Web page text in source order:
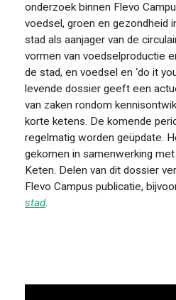
onderzoek binnen Flevo
voedsel, groen en gezondheid
stad als aanjager van de
vormen van voedselproductie
de stad, en voedsel en ‘do it
levende dossier geeft een
van zaken rondom
korte ketens. De komende
regelmatig worden geüpdate.
gekomen in samenwerking
Keten. Delen van dit dossier
Flevo Campus publicatie,
stad.